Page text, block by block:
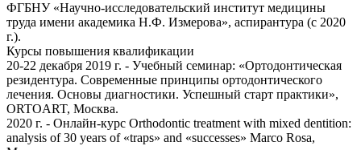
ФГБНУ «Научно-исследовательский институт медицины
труда имени академика Н.Ф. Измерова», аспирантура (с 2020
г.).
Курсы повышения квалификации
20-22 декабря 2019 г. - Учебный семинар: «Ортодонтическая
резидентура. Современные принципы ортодонтического
лечения. Основы диагностики. Успешный старт практики»,
ORTOART, Москва.
2020 г. - Онлайн-курс Orthodontic treatment with mixed dentition:
analysis of 30 years of «traps» and «successes» Marco Rosa,